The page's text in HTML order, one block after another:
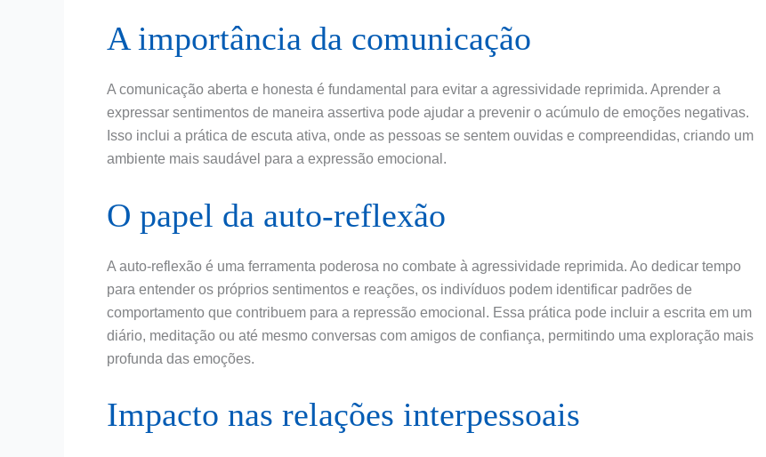
A importância da comunicação
A comunicação aberta e honesta é fundamental para evitar a agressividade reprimida. Aprender a
expressar sentimentos de maneira assertiva pode ajudar a prevenir o acúmulo de emoções negativas.
Isso inclui a prática de escuta ativa, onde as pessoas se sentem ouvidas e compreendidas, criando um
ambiente mais saudável para a expressão emocional.
O papel da auto-reflexão
A auto-reflexão é uma ferramenta poderosa no combate à agressividade reprimida. Ao dedicar tempo
para entender os próprios sentimentos e reações, os indivíduos podem identificar padrões de
comportamento que contribuem para a repressão emocional. Essa prática pode incluir a escrita em um
diário, meditação ou até mesmo conversas com amigos de confiança, permitindo uma exploração mais
profunda das emoções.
Impacto nas relações interpessoais